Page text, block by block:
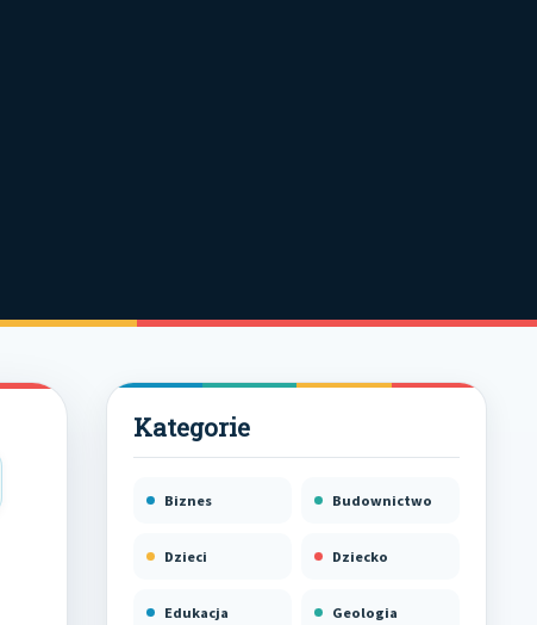
Biznes Budownictwo
Dzieci Dziecko
Edukacja Geologia